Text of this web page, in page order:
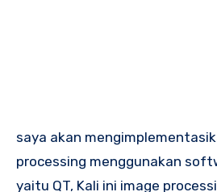
saya akan
processing menggunakan
yaitu QT, Kali ini image